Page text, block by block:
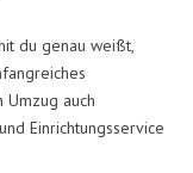
du genau weißt,
Umzug auch
Einrichtungsservice